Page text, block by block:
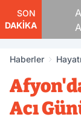
SON
DAKİKA
Haberler
Acı